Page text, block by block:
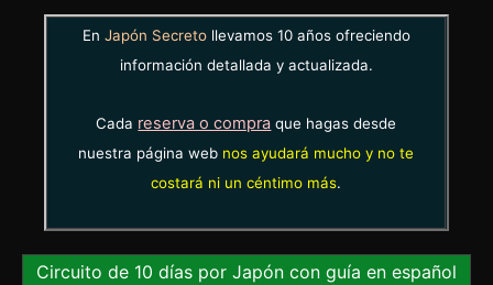
En Japón Secretollevamos 10 años ofreciendo
información detallada y actualizada.
Cada reserva o compra que hagas desde
nuestra página web nos ayudará mucho y no te
costará ni un céntimo más.
Circuito de 10 días por Japón con guía en español